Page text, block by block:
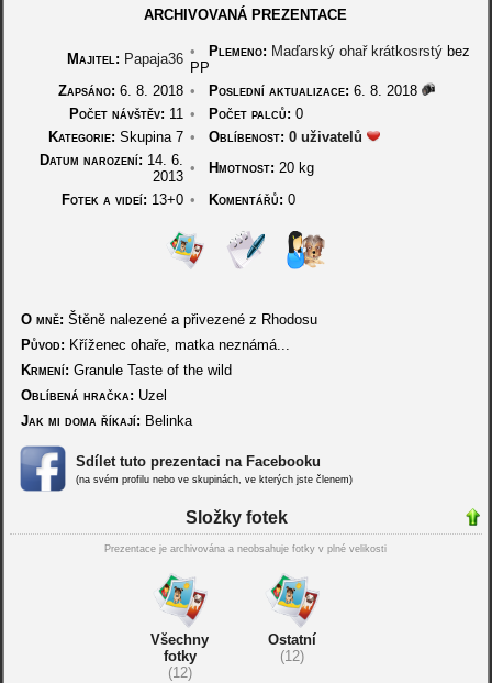
ARCHIVOVANÁ PREZENTACE
Majitel: Papaja36 • Plemeno: Maďarský ohař krátkosrstýbez
PP
Zapsáno: 6. 8. 2018 • Poslední aktualizace: 6. 8. 2018
Počet návštěv: 11 • Počet palců: 0
Kategorie: Skupina 7 • Oblíbenost: 0 uživatelů
Datum narození: 14. 6.
2013
• Hmotnost: 20 kg
Fotek a videí: 13+0 • Komentářů: 0
O mně: Štěně nalezené a přivezené z Rhodosu
Původ: Kříženec ohaře, matka neznámá...
Krmení: Granule Taste of the wild
Oblíbená hračka: Uzel
Jak mi doma říkají: Belinka
Sdílet tuto prezentaci na Facebooku
(na svém profilu nebo ve skupinách, ve kterých jste členem)
Složky fotek
Prezentace je archivována a neobsahuje fotky v plné velikosti
Všechny
fotky
(12)
Ostatní
(12)